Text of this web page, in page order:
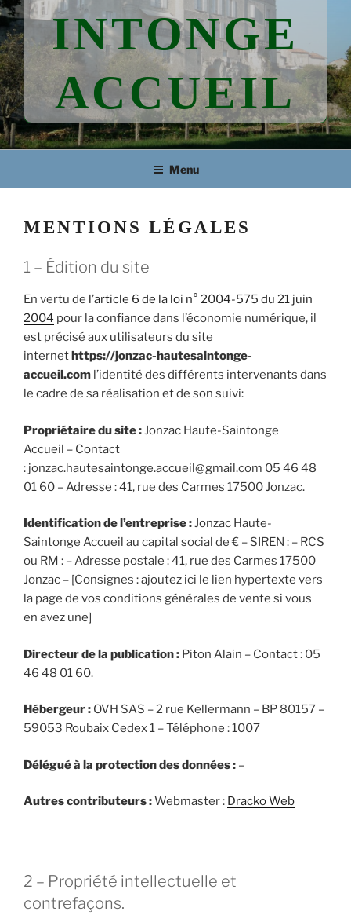
INTONGE
ACCUEIL
Menu
MENTIONS LÉGALES
1 – Édition du site
En vertu de l’article 6 de la loi n° 2004-575 du 21 juin
2004 pour la confiance dans l’économie numérique, il
est précisé aux utilisateurs du site
internethttps://jonzac-hautesaintonge-
accueil.com l’identité des différents intervenants dans
le cadre de sa réalisation et de son suivi:
Propriétaire du site :Jonzac Haute-Saintonge
Accueil – Contact
: jonzac.hautesaintonge.accueil@gmail.com 05 46 48
01 60 – Adresse : 41, rue des Carmes 17500 Jonzac.
Identification de l’entreprise :Jonzac Haute-
Saintonge Accueil au capital social de € – SIREN : – RCS
ou RM : – Adresse postale : 41, rue des Carmes 17500
Jonzac – [Consignes : ajoutez ici le lien hypertexte vers
la page de vos conditions générales de vente si vous
en avez une]
Directeur de la publication : Piton Alain – Contact : 05
46 48 01 60.
Hébergeur : OVH SAS – 2 rue Kellermann – BP 80157 –
59053 Roubaix Cedex 1 – Téléphone : 1007
Délégué à la protection des données : –
Autres contributeurs :Webmaster : Dracko Web
2 – Propriété intellectuelle et
contrefaçons.